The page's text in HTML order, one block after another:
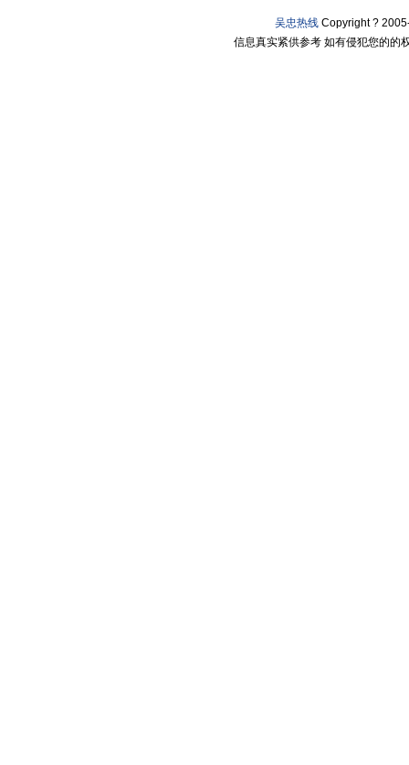
吴忠热线Copyright ?
信息真实紧供参考 如有侵犯您的的